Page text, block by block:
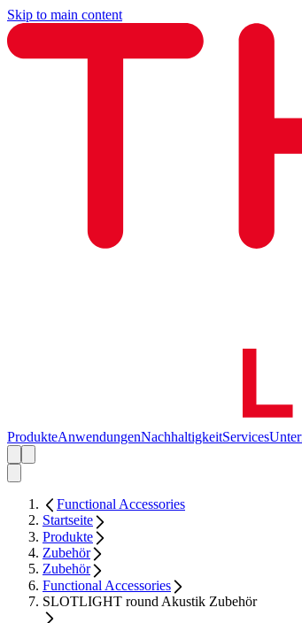
Skip to main content
ProdukteAnwendungenNachhaltigkeitServices
Functional Accessories
Startseite
Produkte
Zubehör
Zubehör
Functional Accessories
SLOTLIGHT round Akustik Zubehör